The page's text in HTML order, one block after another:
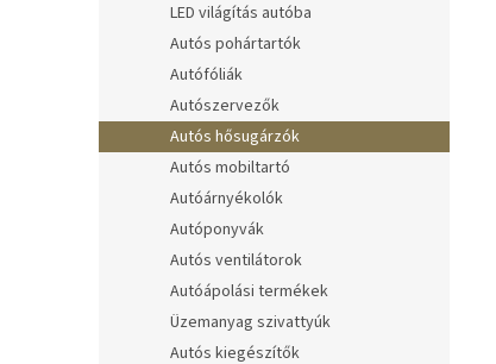
LED világítás autóba
Autós pohártartók
Autófóliák
Autószervezők
Autós hősugárzók
Autós mobiltartó
Autóárnyékolók
Autóponyvák
Autós ventilátorok
Autóápolási termékek
Üzemanyag szivattyúk
Autós kiegészítők